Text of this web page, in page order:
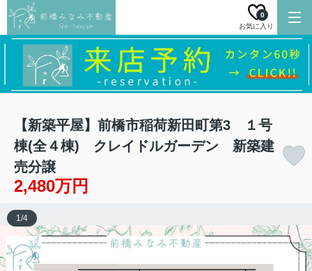
お気に入り
0
【新築平屋】前橋市稲荷新田町第3 １号
棟(全４棟) クレイドルガーデン 新築建
売分譲
2,480万円
1/4